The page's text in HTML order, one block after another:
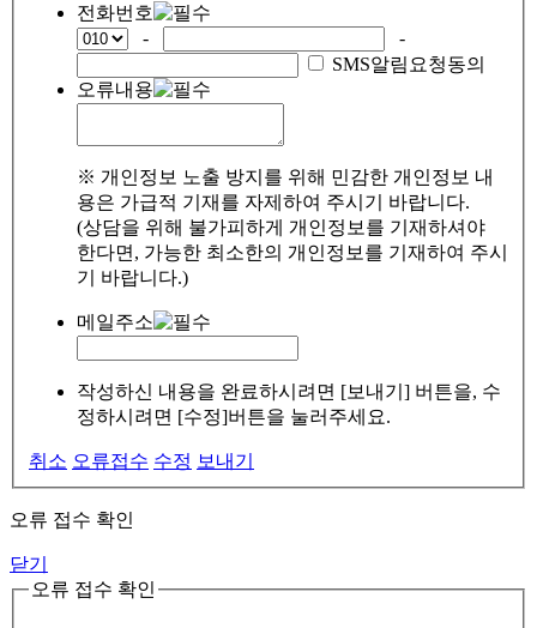
전화번호
-
-
SMS알림요청동의
오류내용
※ 개인정보 노출 방지를 위해 민감한 개인정보 내
용은 가급적 기재를 자제하여 주시기 바랍니다.
(상담을 위해 불가피하게 개인정보를 기재하셔야
한다면, 가능한 최소한의 개인정보를 기재하여 주시
기 바랍니다.)
메일주소
작성하신 내용을 완료하시려면 [보내기] 버튼을, 수
정하시려면 [수정]버튼을 눌러주세요.
취소 오류접수 수정 보내기
오류 접수 확인
닫기
오류 접수 확인